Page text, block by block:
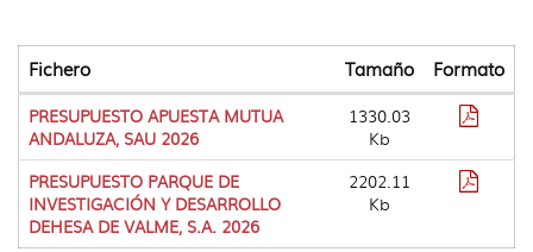
Tabla
que
lista
diferentes
descargas
de
ficheros
Fichero Tamaño Formato
PRESUPUESTO APUESTA MUTUA
ANDALUZA, SAU 2026
1330.03
Kb
PRESUPUESTO PARQUE DE
INVESTIGACIÓN Y DESARROLLO
DEHESA DE VALME, S.A. 2026
2202.11
Kb